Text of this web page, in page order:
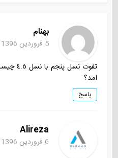
بهنام
5 فروردین 1396 در 1:02 ق.ظ
امد؟
پاسخ
Alireza
6 فروردین 1396 در 9:57 ق.ظ